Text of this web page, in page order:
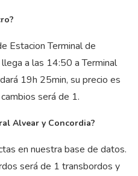
Estacion Terminal de
a las 14:50 a Terminal
19h 25min, su precio es
será de 1.
Alvear y Concordia?
en nuestra base de datos.
será de 1 transbordos y